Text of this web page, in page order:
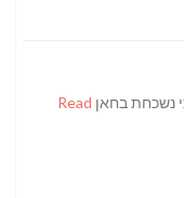
נשכחת בחאן Read